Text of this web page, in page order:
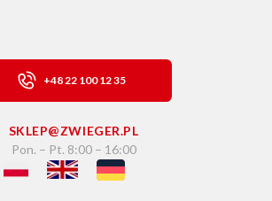
+48 22 100 12 35
SKLEP@ZWIEGER.PL
Pon. – Pt. 8:00 – 16:00